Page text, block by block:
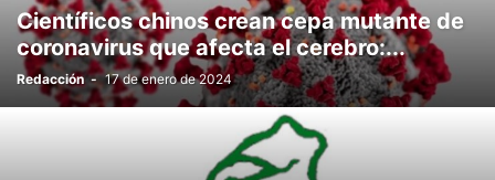
Científicos chinos crean cepa mutante de
coronavirus que afecta el cerebro:...
Redacción - 17 de enero de 2024